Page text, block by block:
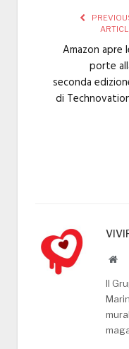
Amazon apre
porte
seconda
di
Il